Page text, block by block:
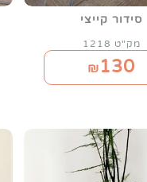
סידור קייצי
מק"ט 1218
₪ 130